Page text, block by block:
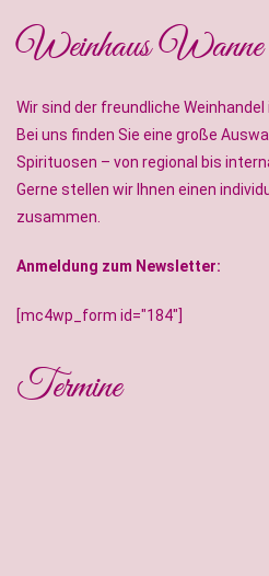
Weinhaus Wanne
Wir sind der freundliche Weinhandel
Bei uns finden Sie eine große
Spirituosen – von regional bis
Gerne stellen wir Ihnen einen
zusammen.
Anmeldung zum Newsletter:
[mc4wp_form id="184"]
Termine